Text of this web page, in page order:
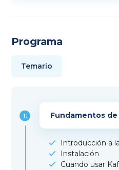
Programa
Temario
1. Fundamentos
Introducción a
Instalación
Cuando usar